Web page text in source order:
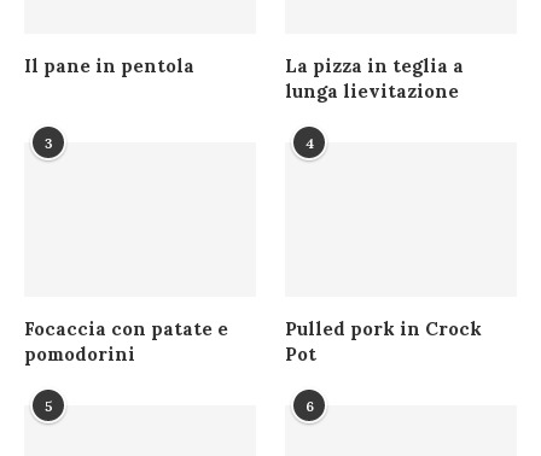
Il pane in pentola
La pizza in teglia a
lunga lievitazione
3
Focaccia con patate e
pomodorini
4
Pulled pork in Crock
Pot
5 6